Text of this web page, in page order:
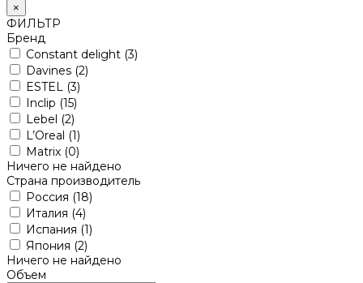
×
ФИЛЬТР
Бренд
Constant delight (3)
Davines (2)
ESTEL
(3)
Inclip (15)
Lebel (2)
L’Oreal (1)
Matrix (0)
Ничего не найдено
Страна производитель
Россия (18)
Италия (4)
Испания (1)
Япония (2)
Ничего не найдено
Объем